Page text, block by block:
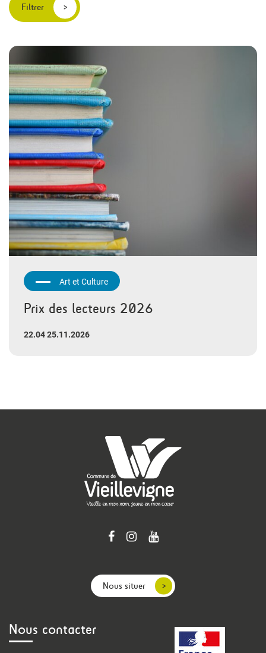
Filtrer
Art et Culture
Prix des lecteurs 2026
22.04 25.11.2026
Nous situer
Nous contacter